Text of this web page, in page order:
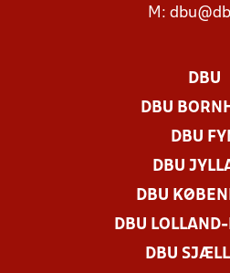
M:
DBU
DBU
DBU
DBU
DBU
DBU
DBU